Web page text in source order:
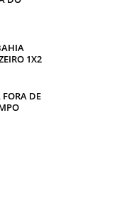
1X2
FORA DE